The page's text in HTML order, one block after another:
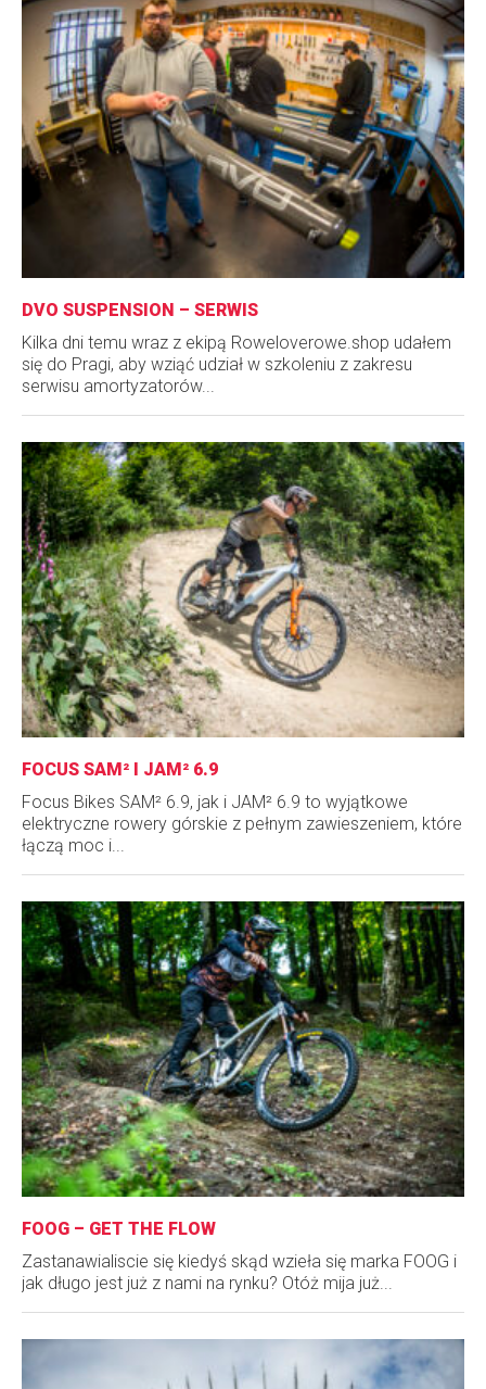
DVO SUSPENSION – SERWIS
Kilka dni temu wraz z ekipą Roweloverowe.shop udałem
się do Pragi, aby wziąć udział w szkoleniu z zakresu
serwisu amortyzatorów...
FOCUS SAM² I JAM² 6.9
Focus Bikes SAM² 6.9, jak i JAM² 6.9 to wyjątkowe
elektryczne rowery górskie z pełnym zawieszeniem, które
łączą moc i...
FOOG – GET THE FLOW
Zastanawialiscie się kiedyś skąd wzieła się marka FOOG i
jak długo jest już z nami na rynku? Otóż mija już...